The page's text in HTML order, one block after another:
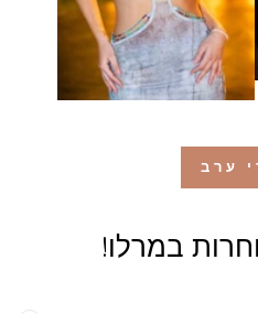
ערב
במרלו!